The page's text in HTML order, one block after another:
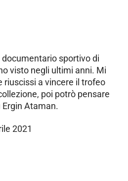
documentario sportivo di
visto negli ultimi anni. Mi
riuscissi a vincere il trofeo
poi potrò pensare
Ataman.
2021